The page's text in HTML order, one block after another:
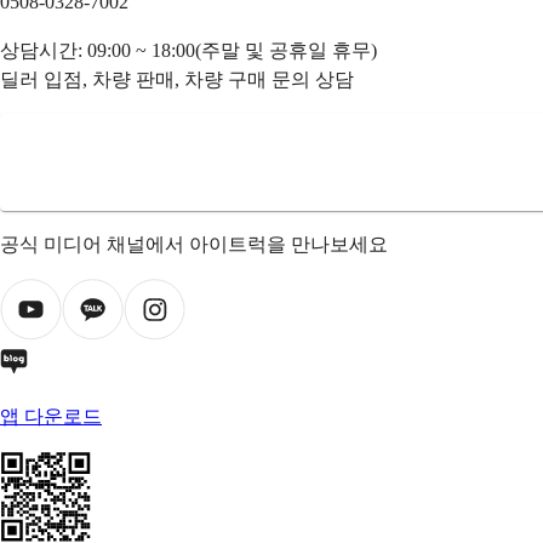
상담시간: 09:00 ~ 18:00(주말 및 공휴일 휴무)
딜러 입점, 차량 판매, 차량 구매 문의 상담
공식 미디어 채널에서 아이트럭을 만나보세요
앱 다운로드